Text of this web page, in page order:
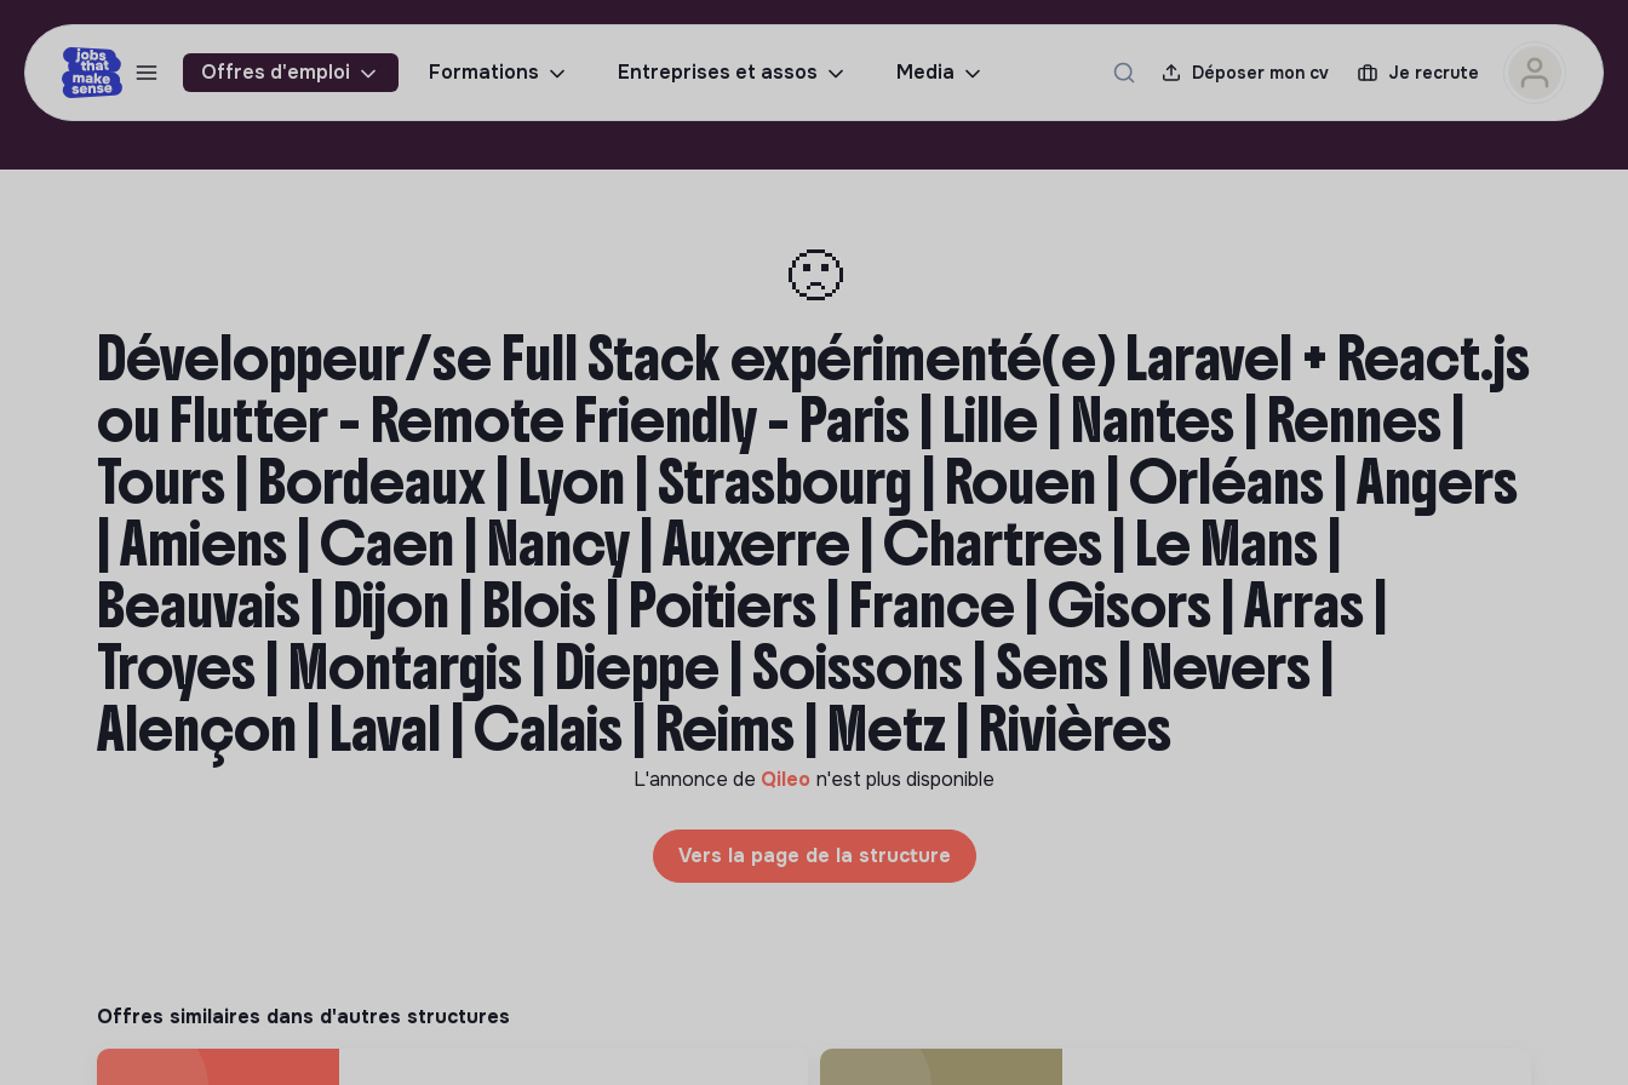
Offres d'emploi Formations Entreprises et assos Media Déposer mon cv Je recrute
🙁
Développeur/se Full Stack expérimenté(e) Laravel + React.js
ou Flutter - Remote Friendly - Paris | Lille | Nantes | Rennes |
Tours | Bordeaux | Lyon | Strasbourg | Rouen | Orléans | Angers
| Amiens | Caen | Nancy | Auxerre | Chartres | Le Mans |
Beauvais | Dijon | Blois | Poitiers | France | Gisors | Arras |
Troyes | Montargis | Dieppe | Soissons | Sens | Nevers |
Alençon | Laval | Calais | Reims | Metz | Rivières
L'annonce de Qileo n'est plus disponible
Vers la page de la structure
Offres similaires dans d'autres structures